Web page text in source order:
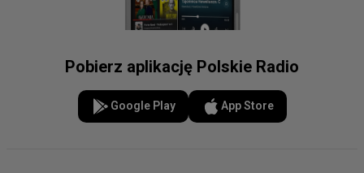
Pobierz aplikację Polskie Radio
Google Play App Store